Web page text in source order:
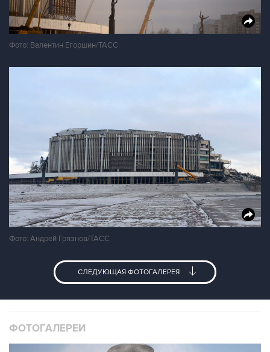
Фото: Валентин Егоршин/ТАСС
Фото: Андрей Грязнов/ТАСС
СЛЕДУЮЩАЯ ФОТОГАЛЕРЕЯ
ФОТОГАЛЕРЕИ